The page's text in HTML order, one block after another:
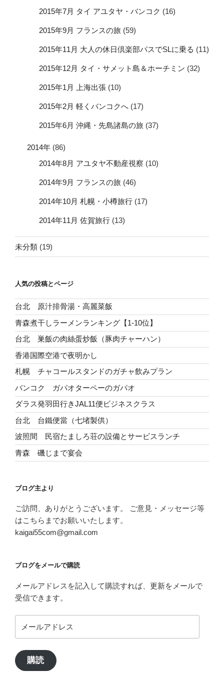
2015年7月 タイ アユタヤ・バンコク (16)
2015年9月 フランスの旅 (59)
2015年11月 大人の休日倶楽部パスでSLに乗る (11)
2015年12月 タイ・サメット島＆ホーチミン (32)
2015年1月 上海出張 (10)
2015年2月 軽くバンコクへ (17)
2015年6月 沖縄・先島諸島の旅 (37)
2014年 (86)
2014年8月 アユタヤ不動産視察 (10)
2014年9月 フランスの旅 (46)
2014年10月 札幌・小樽旅行 (17)
2014年11月 佐賀旅行 (13)
未分類 (19)
人気の投稿とページ
台北 原汁排骨湯・高麗菜飯
青森煮干しラーメンランキング【1-10位】
台北 巣飯の肉絲蛋炒飯（豚肉チャーハン）
香港国際空港で夜明かし
札幌 チャコールスタンドのガチャ飲みプラン
バンコク ガパオターペーのガパオ
ダラス発羽田行きJAL11便ビジネスクラス
台北 台鐵便當（七堵製供）
波照間 民宿たましろ荘の設備とサービスランチ
青森 磯じまで宴会
ブログ主より
ご訪問、ありがとうございます。 ご意見・メッセージ等
はこちらまでお願いいたします。
kaigai55com@gmail.com
ブログをメールで購読
メールアドレスを記入して購読すれば、更新をメールで
受信できます。
ー
ア
ド
購読